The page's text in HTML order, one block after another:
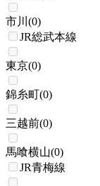
市川 (0)
JR総武本線
東京(0)
錦糸町(0)
三越前(0)
馬喰横山(0)
JR青梅線